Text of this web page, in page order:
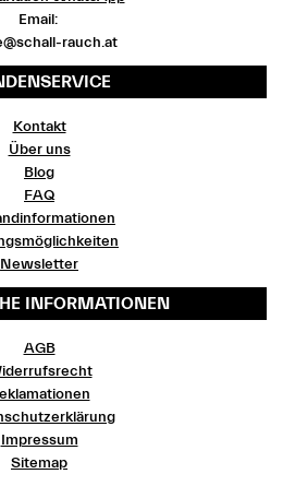
Email:
rauch.at
Kontakt
Über uns
Blog
FAQ
Newsletter
INFORMATIONEN
AGB
Impressum
Sitemap